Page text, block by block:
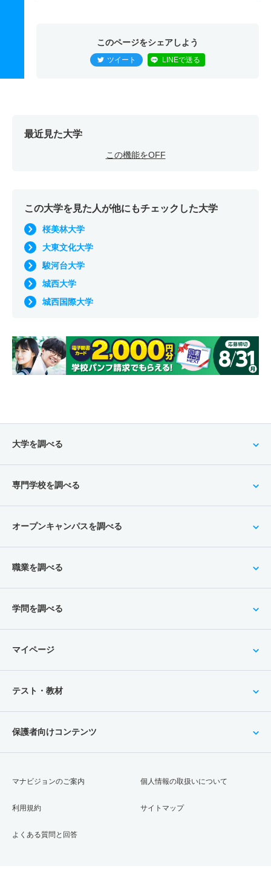
このページをシェアしよう
ツイート LINEで送る
最近見た大学
この機能をOFF
この大学を見た人が他にもチェックした大学
桜美林大学
大東文化大学
駿河台大学
城西大学
城西国際大学
大学を調べる
専門学校を調べる
オープンキャンパスを調べる
職業を調べる
学問を調べる
マイページ
テスト・教材
保護者向けコンテンツ
マナビジョンのご案内
利用規約
よくある質問と回答
個人情報の取扱いについて
サイトマップ